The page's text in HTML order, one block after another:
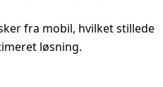
fra mobil, hvilket stillede
løsning.